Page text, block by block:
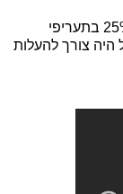
סכום זה אינו מכוסה על ידי העליה בסך של כ-25% בתעריפי
רון טל היה צורך להעלות